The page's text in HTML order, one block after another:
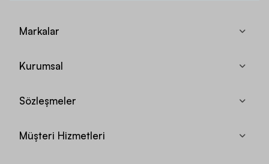
Markalar
Kurumsal
Sözleşmeler
Müşteri Hizmetleri